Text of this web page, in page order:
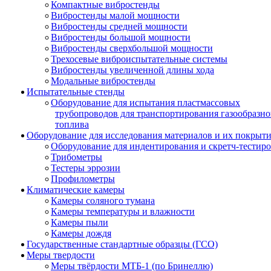
Компактные вибростенды
Вибростенды малой мощности
Вибростенды средней мощности
Вибростенды большой мощности
Вибростенды сверхбольшой мощности
Трехосевые виброиспытательные системы
Вибростенды увеличенной длины хода
Модальные вибростенды
Испытательные стенды
Оборудование для испытания пластмассовых
трубопроводов для транспортирования
топлива
Оборудование для исследования материалов и их
Оборудование для индентирования и скретч-
Трибометры
Тестеры эррозии
Профилометры
Климатические камеры
Камеры соляного тумана
Камеры температуры и влажности
Камеры пыли
Камеры дождя
Государственные стандартные образцы (ГСО)
Меры твердости
Меры твёрдости МТБ-1 (по Бринеллю)